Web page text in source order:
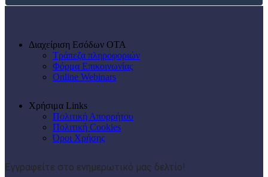
Διαχείριση Εσόδων ΟΤΑ
Τράπεζα πληροφοριών
Φόρμα Επικοινωνίας
Online Webinars
Χρήσιμα Links
Πολιτική Απορρήτου
Πολιτική Cookies
Όροι Χρήσης
Εγγραφείτε στο ενημερωτικό μας δελτίο!